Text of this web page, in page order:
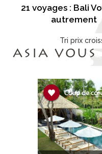
21 voyages : Bali
autrement
Tri prix
ASIA VOUS